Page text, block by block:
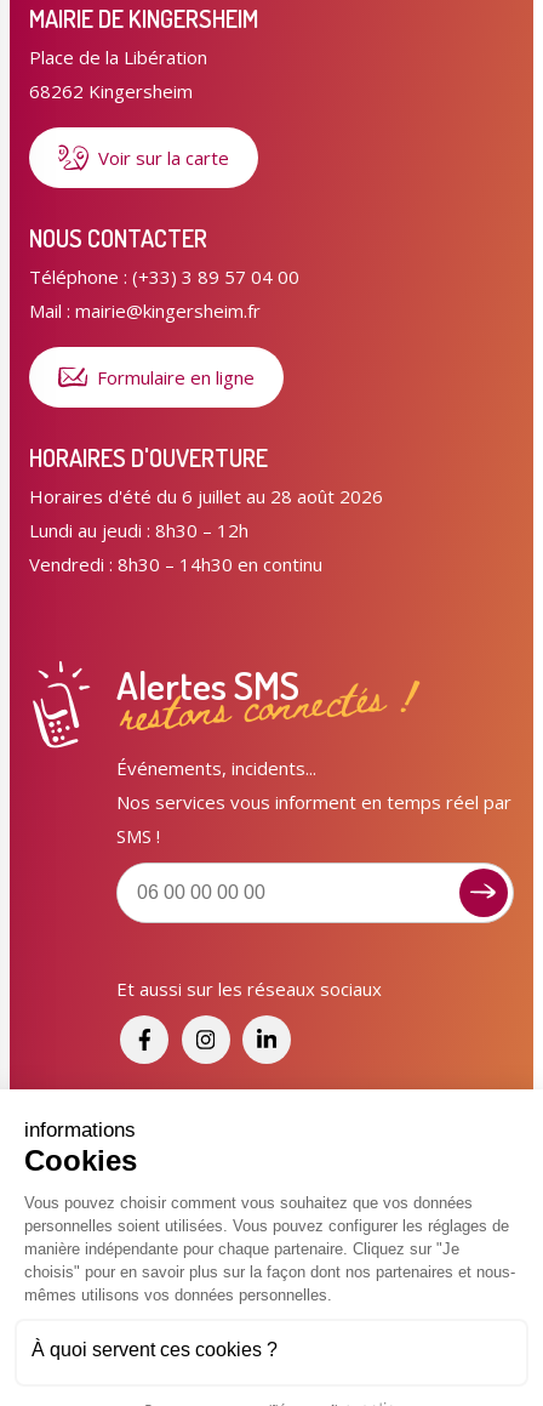
informations
Cookies
Vous pouvez choisir comment vous souhaitez que vos données
personnelles soient utilisées. Vous pouvez configurer les réglages de
manière indépendante pour chaque partenaire. Cliquez sur "Je
choisis" pour en savoir plus sur la façon dont nos partenaires et nous-
mêmes utilisons vos données personnelles.
À quoi servent ces cookies ?
MAIRIE DE KINGERSHEIM
Place de la Libération
68262 Kingersheim
Voir sur la carte
NOUS CONTACTER
Téléphone : (+33) 3 89 57 04 00
Mail : mairie@kingersheim.fr
Formulaire en ligne
HORAIRES D'OUVERTURE
Horaires d'été du 6 juillet au 28 août 2026
Lundi au jeudi : 8h30 – 12h
Vendredi : 8h30 – 14h30 en continu
Alertes SMS
restons connectés !
Événements, incidents...
Nos services vous informent en temps réel par
SMS !
Et aussi sur les réseaux sociaux
Financé par France Relance et par l'Union
Européenne
© 2026 Ville de Kingersheim
Accessibilité Mentions légales
Politiques de confidentialité
Charte de modération sur les réseaux sociaux
Poser une question ? Participer ?
Cliquez ici pour interagir avec les services de votre
ville !
Participer, s’engager
Contacter un service